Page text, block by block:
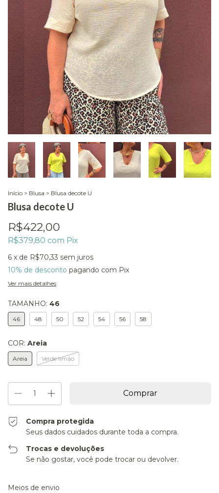
Início > Blusa > Blusa decote U
Blusa decote U
R$422,00
R$379,80 com Pix
6 x de R$70,33 sem juros
10% de desconto pagando com Pix
Ver mais detalhes
TAMANHO: 46
46 48 50 52 54 56 58
COR: Areia
Areia Verde limão
Compra protegida
Seus dados cuidados durante toda a compra.
Trocas e devoluções
Se não gostar, você pode trocar ou devolver.
Entregas para o CEP:
Meios de envio